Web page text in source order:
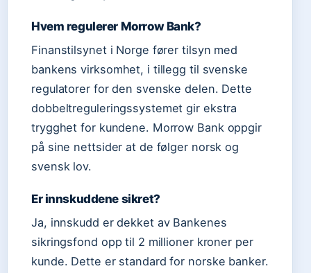
Hvem regulerer Morrow Bank?
Finanstilsynet i Norge fører tilsyn med
bankens virksomhet, i tillegg til svenske
regulatorer for den svenske delen. Dette
dobbeltreguleringssystemet gir ekstra
trygghet for kundene. Morrow Bank oppgir
på sine nettsider at de følger norsk og
svensk lov.
Er innskuddene sikret?
Ja, innskudd er dekket av Bankenes
sikringsfond opp til 2 millioner kroner per
kunde. Dette er standard for norske banker.